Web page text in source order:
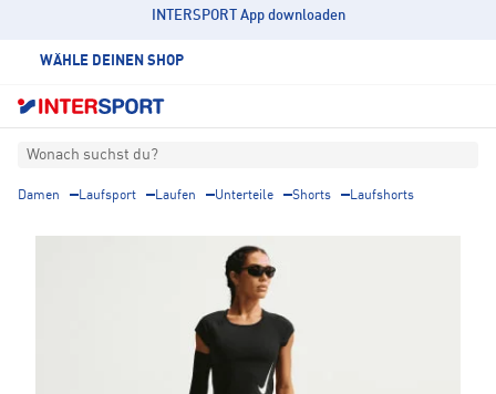
INTERSPORT App downloaden
WÄHLE DEINEN SHOP
Wonach suchst du?
Damen Laufsport Laufen Unterteile Shorts Laufshorts